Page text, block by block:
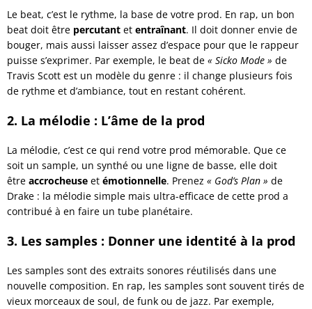
Le beat, c’est le rythme, la base de votre prod. En rap, un bon
beat doit être percutant et entraînant. Il doit donner envie de
bouger, mais aussi laisser assez d’espace pour que le rappeur
puisse s’exprimer. Par exemple, le beat de « Sicko Mode » de
Travis Scott est un modèle du genre : il change plusieurs fois
de rythme et d’ambiance, tout en restant cohérent.
2. La mélodie : L’âme de la prod
La mélodie, c’est ce qui rend votre prod mémorable. Que ce
soit un sample, un synthé ou une ligne de basse, elle doit
être accrocheuse et émotionnelle. Prenez « God’s Plan » de
Drake : la mélodie simple mais ultra-efficace de cette prod a
contribué à en faire un tube planétaire.
3. Les samples : Donner une identité à la prod
Les samples sont des extraits sonores réutilisés dans une
nouvelle composition. En rap, les samples sont souvent tirés de
vieux morceaux de soul, de funk ou de jazz. Par exemple,